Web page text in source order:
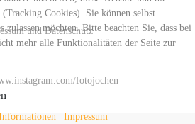
und Datenschutz
fotojochen
Cookies). Sie können selbst
zulassen möchten. Bitte beachten Sie, dass bei
mehr alle Funktionalitäten der Seite zur
| Impressum